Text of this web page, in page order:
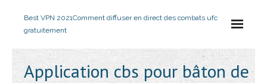
Best VPN 2021Comment diffuser en direct des combats ufc
gratuitement
Application cbs pour bâton de